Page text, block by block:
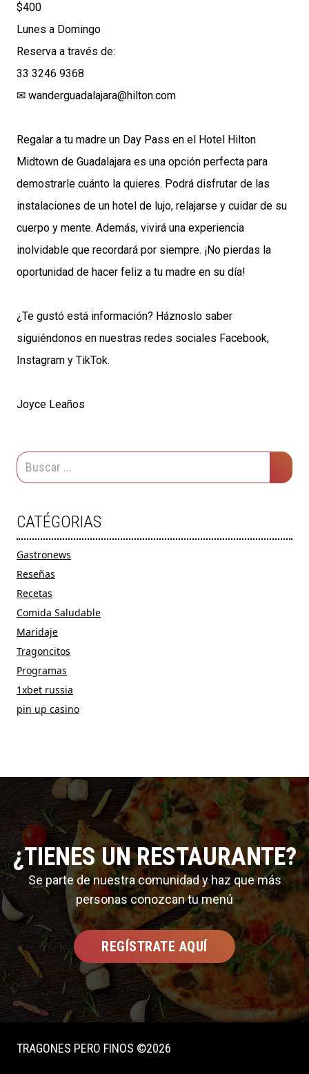
$400
Lunes a Domingo
Reserva a través de:
33 3246 9368
✉ wanderguadalajara@hilton.com
Regalar a tu madre un Day Pass en el Hotel Hilton
Midtown de Guadalajara es una opción perfecta para
demostrarle cuánto la quieres. Podrá disfrutar de las
instalaciones de un hotel de lujo, relajarse y cuidar de su
cuerpo y mente. Además, vivirá una experiencia
inolvidable que recordará por siempre. ¡No pierdas la
oportunidad de hacer feliz a tu madre en su día!
¿Te gustó está información? Háznoslo saber
siguiéndonos en nuestras redes sociales Facebook,
Instagram y TikTok.
Joyce Leaños
CATÉGORIAS
Gastronews
Reseñas
Recetas
Comida Saludable
Maridaje
Tragoncitos
Programas
1xbet russia
pin up casino
¿TIENES UN RESTAURANTE?
Se parte de nuestra comunidad y haz que más
personas conozcan tu menú
REGÍSTRATE AQUÍ
TRAGONES PERO FINOS ©2026